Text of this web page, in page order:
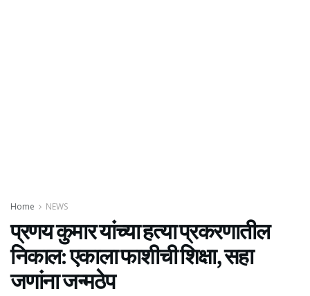
Home NEWS
प्रणय कुमार यांच्या हत्या प्रकरणातील
निकाल: एकाला फाशीची शिक्षा, सहा
जणांना जन्मठेप